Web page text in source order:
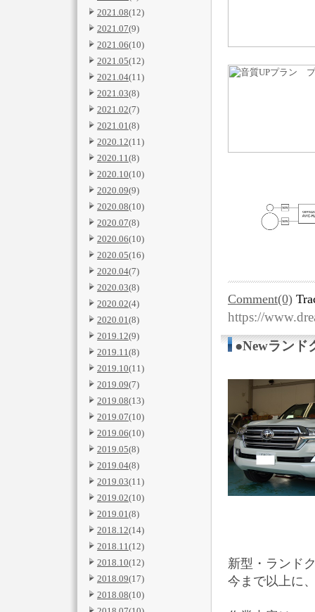
2021.08(12)
2021.07(9)
2021.06(10)
2021.05(12)
2021.04(11)
2021.03(8)
2021.02(7)
2021.01(8)
2020.12(11)
2020.11(8)
2020.10(10)
2020.09(9)
2020.08(10)
2020.07(8)
2020.06(10)
2020.05(16)
2020.04(7)
2020.03(8)
2020.02(4)
2020.01(8)
2019.12(9)
2019.11(8)
2019.10(11)
2019.09(7)
2019.08(13)
2019.07(10)
2019.06(10)
2019.05(8)
2019.04(8)
2019.03(11)
2019.02(10)
2019.01(8)
2018.12(14)
2018.11(12)
2018.10(12)
2018.09(17)
2018.08(10)
Comment(0)
https://
●Newランド
新型・ランド
今まで以上に